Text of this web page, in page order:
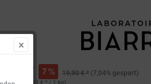
€ * 7 19,90 € * (7,04% gespart)
kg (123,33 € * / 1 kg)